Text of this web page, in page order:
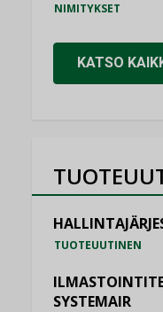
NIMITYKSET
KATSO
TUOTEUUTINEN
SYSTEMAIR